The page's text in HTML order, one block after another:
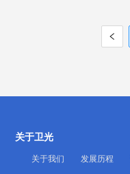
关于卫光
关于我们 发展历程